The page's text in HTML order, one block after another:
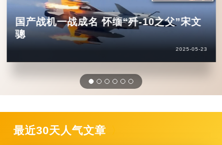
国产战机一战成名 怀缅“歼-10之父”宋文
骢
2025-05-23
最近30天人气文章